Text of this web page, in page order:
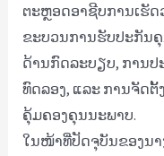
ຕະຫຼອດອາຊີບການເຮັດ
ຂະບວນການຮັບປະກັນ
ດ້ານກົດລະບຽບ, ການ
ທົດລອງ, ແລະ ການຈັດ
ຄຸ້ມຄອງຄຸນນະພາບ.
ໃນໜ້າທີ່ປັດຈຸບັນຂອງນາ